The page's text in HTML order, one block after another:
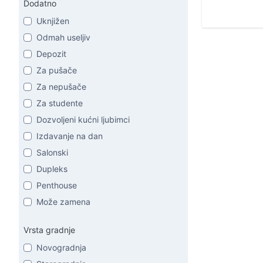
Dodatno
Uknjižen
Odmah useljiv
Depozit
Za pušače
Za nepušače
Za studente
Dozvoljeni kućni ljubimci
Izdavanje na dan
Salonski
Dupleks
Penthouse
Može zamena
Vrsta gradnje
Novogradnja